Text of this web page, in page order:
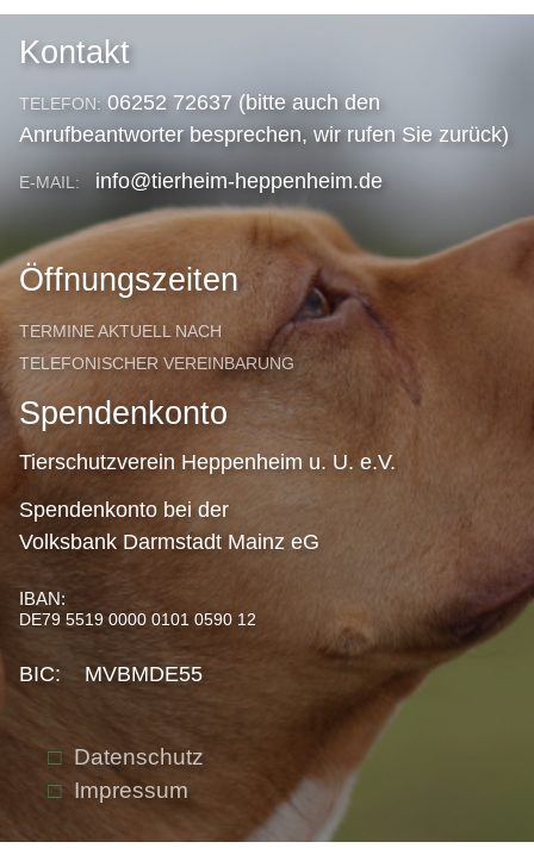
Kontakt
TELEFON: 06252 72637 (bitte auch den
Anrufbeantworter besprechen, wir rufen Sie zurück)
E-MAIL: info@tierheim-heppenheim.de
Öffnungszeiten
TERMINE AKTUELL NACH
TELEFONISCHER VEREINBARUNG
Spendenkonto
Tierschutzverein Heppenheim u. U. e.V.
Spendenkonto bei der
Volksbank Darmstadt Mainz eG
IBAN:
DE79 5519 0000 0101 0590 12
BIC: MVBMDE55
Datenschutz
Impressum